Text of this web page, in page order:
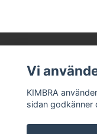
KIMBRA AB
Våra leverantörer
Köpvillkor
Vi
KIMBRA
sidan godkänner